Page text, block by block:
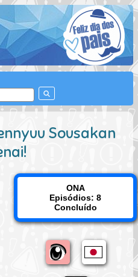
Sousakan
ONA
Episódios: 8
Concluído